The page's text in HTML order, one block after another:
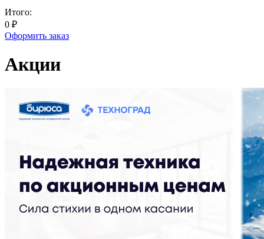
Итого:
0 ₽
Оформить заказ
Акции​